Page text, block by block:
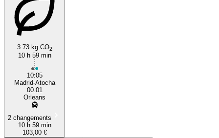
3.73 kg CO2
10 h 59 min
10:05
Madrid-Atocha
00:01
Orleans
2 changements
10 h 59 min
103,00 €